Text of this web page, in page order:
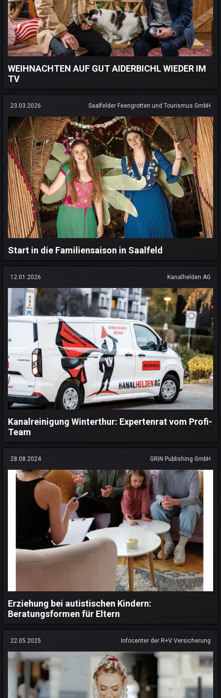
WEIHNACHTEN AUF GUT AIDERBICHL WIEDER IM
TV
23.03.2026 Saalfelder Feengrotten und Tourismus GmbH
Start in die Familiensaison in Saalfeld
12.01.2026 Kanalhelden AG
Kanalreinigung Winterthur: Expertenrat vom Profi-
Team
28.08.2024 GRIN Publishing GmbH
Erziehung bei autistischen Kindern:
Beratungsformen für Eltern
22.05.2025 Infocenter der R+V Versicherung